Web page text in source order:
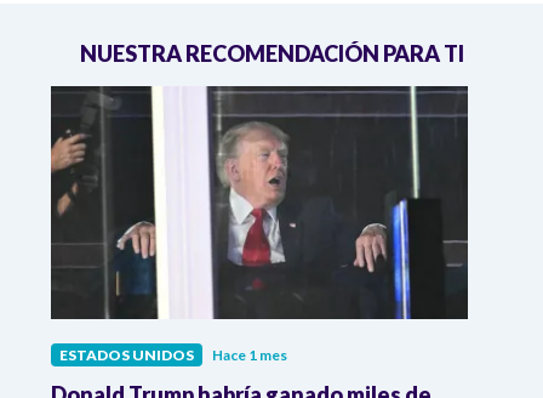
NUESTRA RECOMENDACIÓN PARA TI
ESTADOS UNIDOS Hace 1 mes